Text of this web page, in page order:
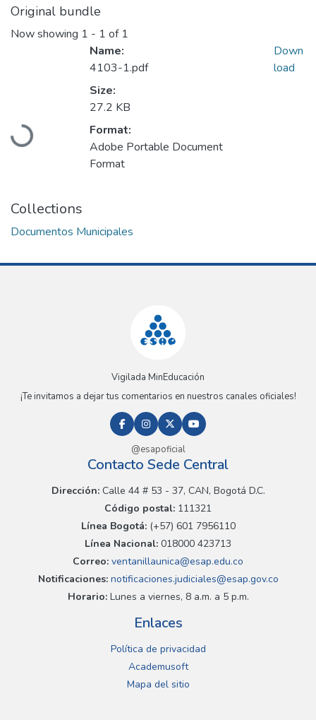
Original bundle
Now showing 1 - 1 of 1
Loading...
Name:
4103-1.pdf
Size:
27.2 KB
Format:
Adobe Portable Document
Format
Down
load
Collections
Documentos Municipales
Vigilada MinEducación
¡Te invitamos a dejar tus comentarios en nuestros canales oficiales!
@esapoficial
Contacto Sede Central
Dirección:Calle 44 # 53 - 37, CAN, Bogotá D.C.
Código postal: 111321
Línea Bogotá:(+57) 601 7956110
Línea Nacional: 018000 423713
Correo: ventanillaunica@esap.edu.co
Notificaciones:notificaciones.judiciales@esap.gov.co
Horario:Lunes a viernes, 8 a.m. a 5 p.m.
Enlaces
Política de privacidad
Academusoft
Mapa del sitio